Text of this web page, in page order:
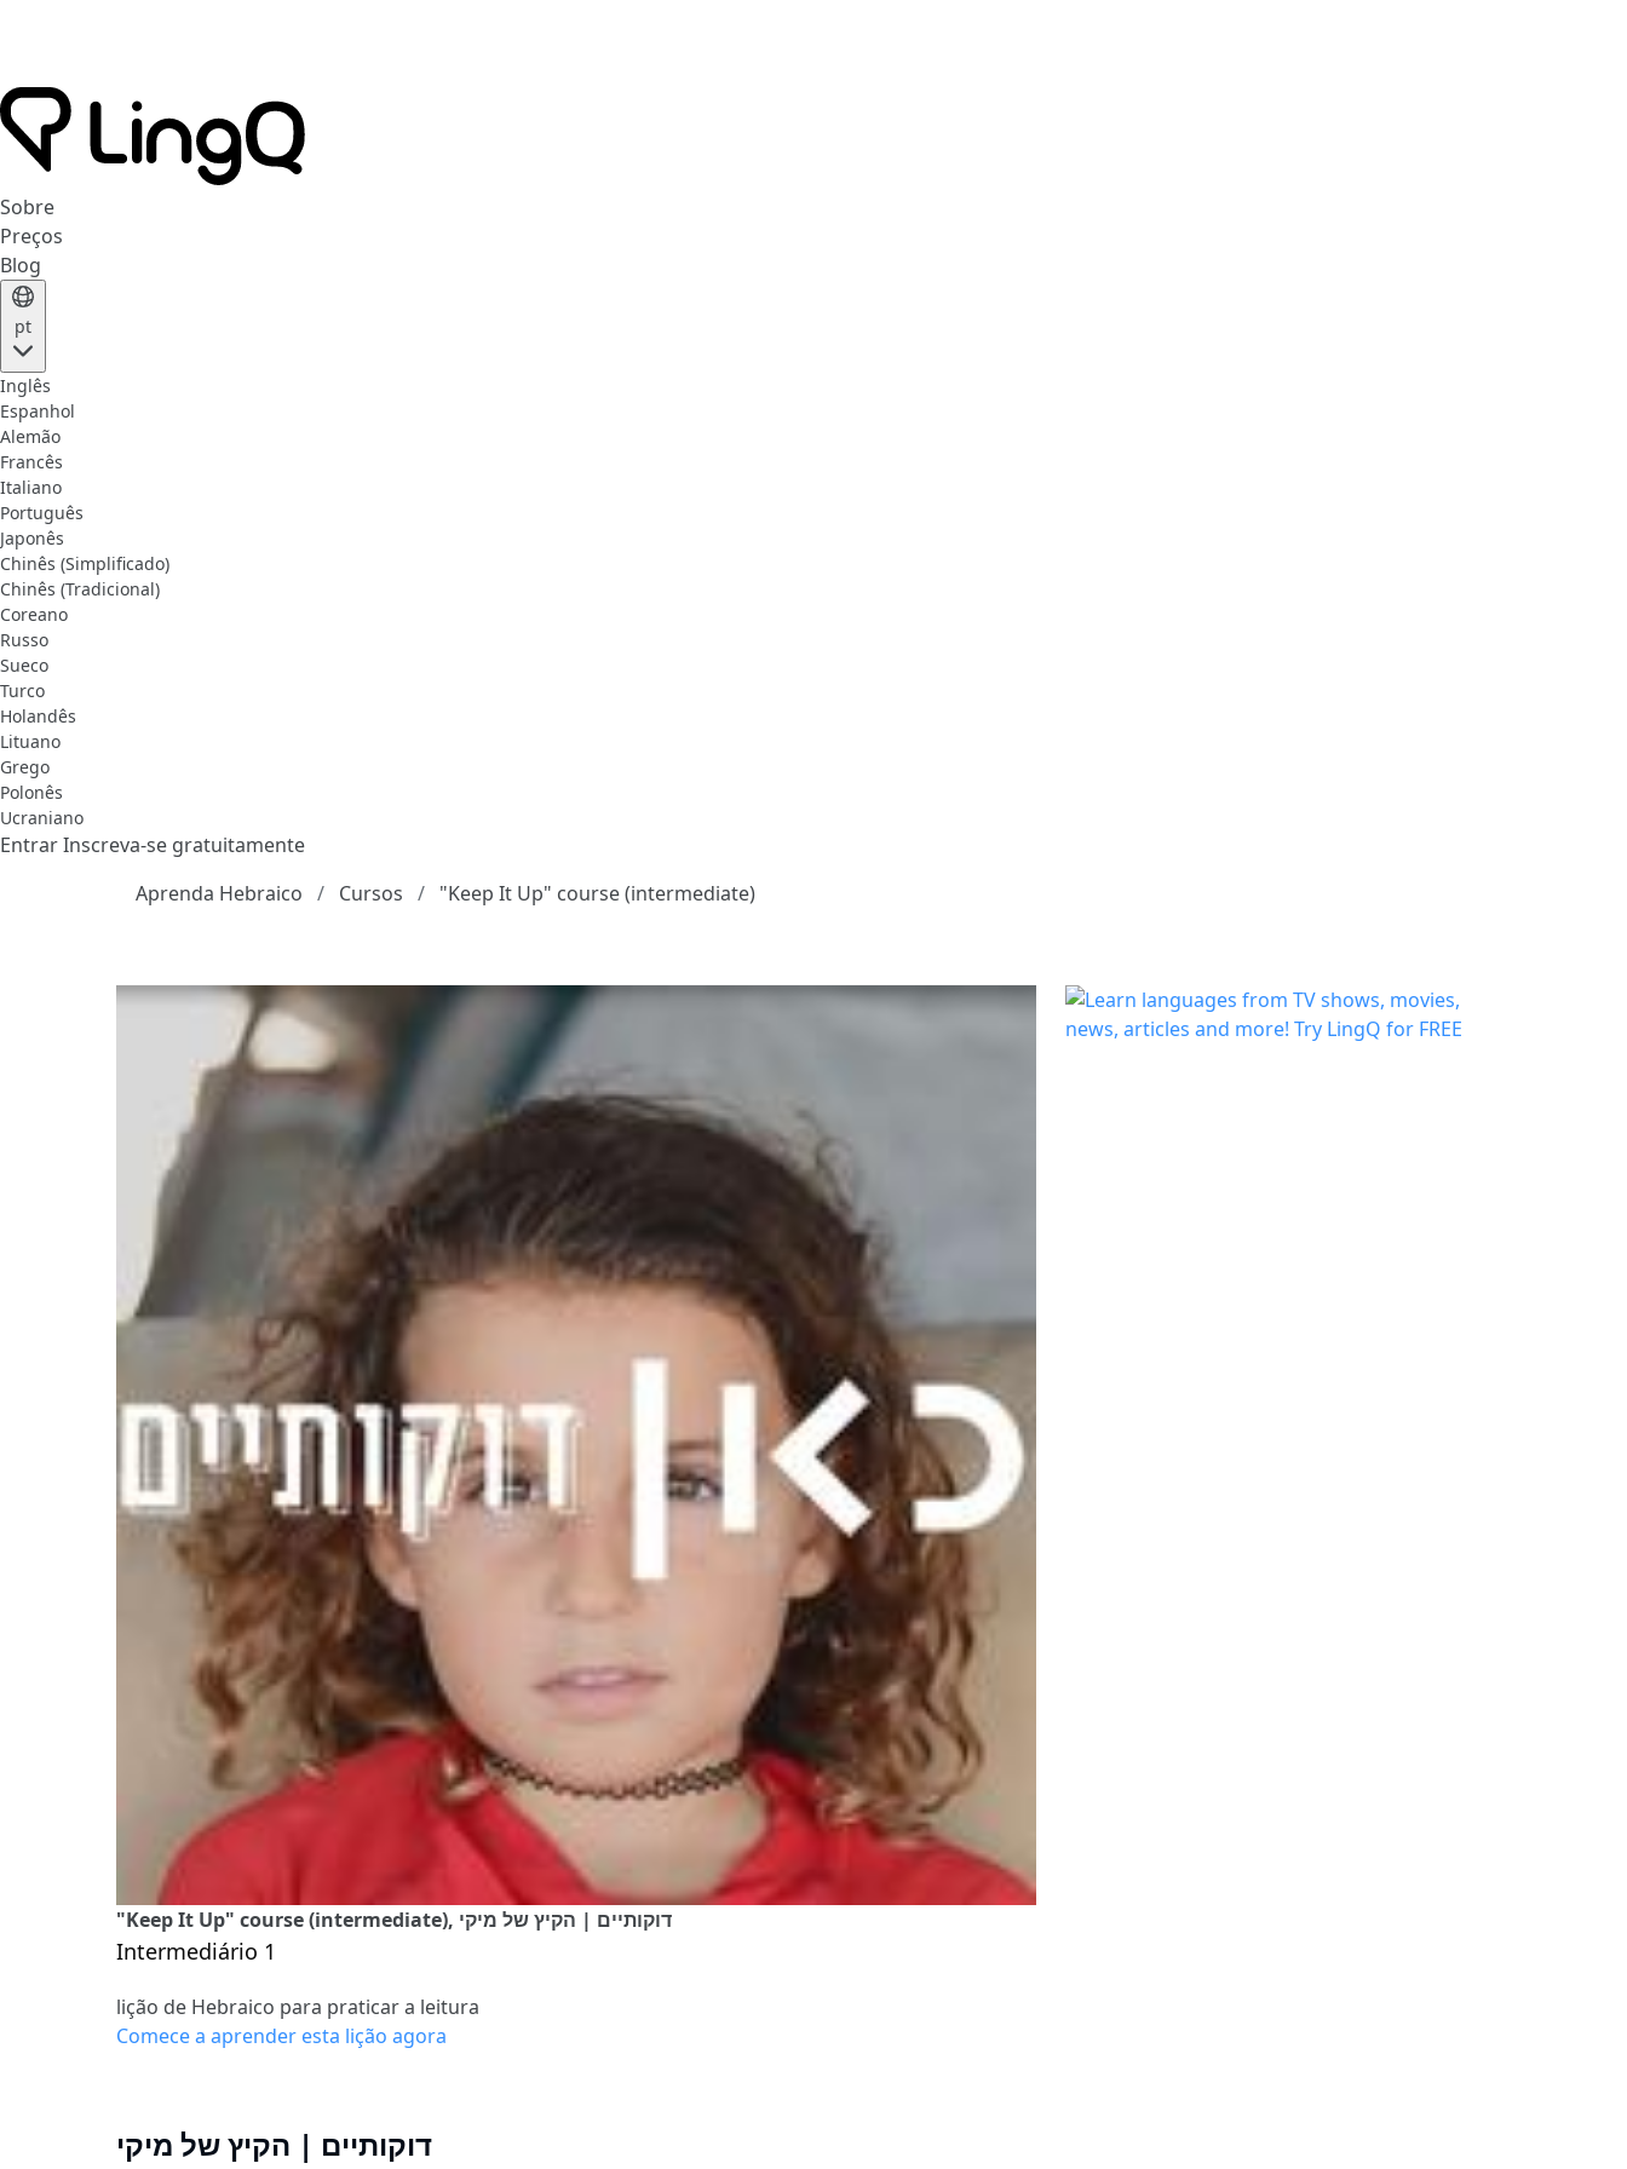
Sobre
Preços
Blog
pt
Inglês
Espanhol
Alemão
Francês
Italiano
Português
Japonês
Chinês (Simplificado)
Chinês (Tradicional)
Coreano
Russo
Sueco
Turco
Holandês
Lituano
Grego
Polonês
Ucraniano
EntrarInscreva-se gratuitamente
Aprenda Hebraico
Cursos "Keep It Up" course (intermediate)
"Keep It Up" course (intermediate), דוקותיים | הקיץ של מיקי
Intermediário 1
lição de Hebraico para praticar a leitura
Comece a aprender esta lição agora
דוקותיים | הקיץ של מיקי